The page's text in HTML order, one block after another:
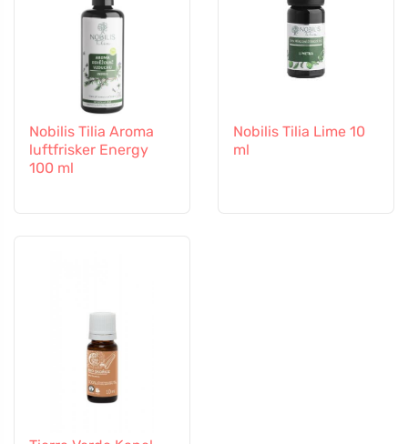
Nobilis Tilia Aroma
luftfrisker Energy
100 ml
Nobilis Tilia Lime 10
ml